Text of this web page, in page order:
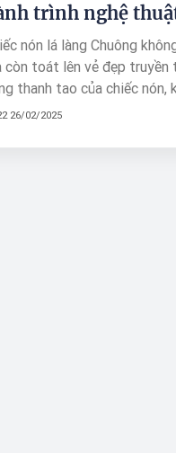
trình nghệ
nón lá làng Chuông
còn toát lên vẻ đẹp truyền
thanh tao của chiếc nón,
trình nghệ thuật được
26/02/2025